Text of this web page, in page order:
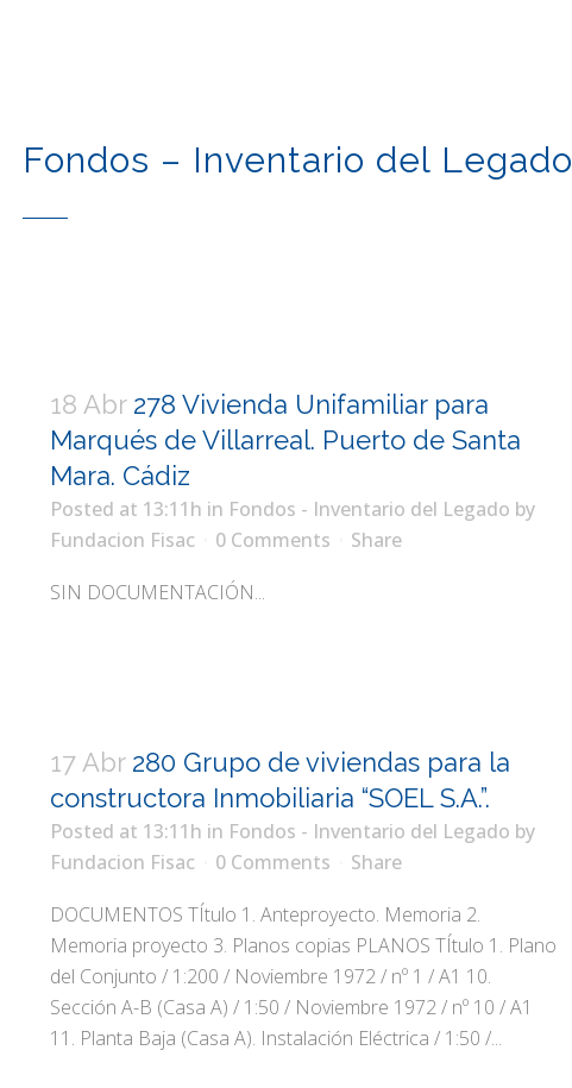
Fondos – Inventario del Legado
18 Abr 278 Vivienda Unifamiliar para
Marqués de Villarreal. Puerto de Santa
Mara. Cádiz
Posted at 13:11h in Fondos - Inventario del Legado by
Fundacion Fisac
0 Comments
Share
SIN DOCUMENTACIÓN...
17 Abr 280 Grupo de viviendas para la
constructora Inmobiliaria “SOEL S.A.”.
Posted at 13:11h in Fondos - Inventario del Legado by
Fundacion Fisac
0 Comments
Share
DOCUMENTOS TÍtulo 1. Anteproyecto. Memoria 2.
Memoria proyecto 3. Planos copias PLANOS TÍtulo 1. Plano
del Conjunto / 1:200 / Noviembre 1972 / nº 1 / A1 10.
Sección A-B (Casa A) / 1:50 / Noviembre 1972 / nº 10 / A1
11. Planta Baja (Casa A). Instalación Eléctrica / 1:50 /...